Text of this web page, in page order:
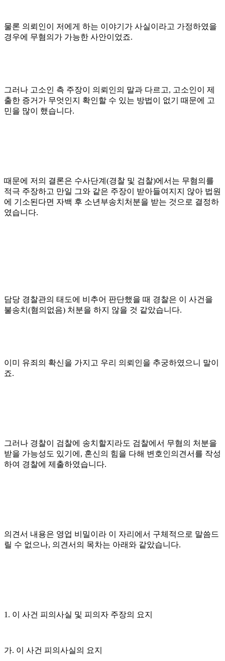
물론 의뢰인이 저에게 하는 이야기가 사실이라고 가정하였을
경우에 무혐의가 가능한 사안이었죠.
그러나 고소인 측 주장이 의뢰인의 말과 다르고, 고소인이 제
출한 증거가 무엇인지 확인할 수 있는 방법이 없기 때문에 고
민을 많이 했습니다.
때문에 저의 결론은 수사단계(경찰 및 검찰)에서는 무혐의를
적극 주장하고 만일 그와 같은 주장이 받아들여지지 않아 법원
에 기소된다면 자백 후 소년부송치처분을 받는 것으로 결정하
였습니다.
담당 경찰관의 태도에 비추어 판단했을 때 경찰은 이 사건을
불송치(혐의없음) 처분을 하지 않을 것 같았습니다.
이미 유죄의 확신을 가지고 우리 의뢰인을 추궁하였으니 말이
죠.
그러나 경찰이 검찰에 송치할지라도 검찰에서 무혐의 처분을
받을 가능성도 있기에, 혼신의 힘을 다해 변호인의견서를 작성
하여 경찰에 제출하였습니다.
의견서 내용은 영업 비밀이라 이 자리에서 구체적으로 말씀드
릴 수 없으나, 의견서의 목차는 아래와 같았습니다.
1. 이 사건 피의사실 및 피의자 주장의 요지
가. 이 사건 피의사실의 요지